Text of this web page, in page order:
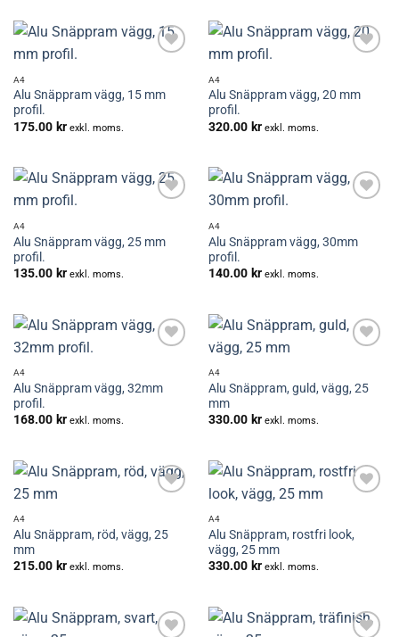
A4
Alu Snäppram vägg, 15 mm
profil.
175.00 kr exkl. moms.
A4
Alu Snäppram vägg, 20 mm
profil.
320.00 kr exkl. moms.
A4
Alu Snäppram vägg, 25 mm
profil.
135.00 kr exkl. moms.
A4
Alu Snäppram vägg, 30mm
profil.
140.00 kr exkl. moms.
A4
Alu Snäppram vägg, 32mm
profil.
168.00 kr exkl. moms.
A4
Alu Snäppram, guld, vägg, 25
mm
330.00 kr exkl. moms.
A4
Alu Snäppram, röd, vägg, 25
mm
215.00 kr exkl. moms.
A4
Alu Snäppram, rostfri look,
vägg, 25 mm
330.00 kr exkl. moms.